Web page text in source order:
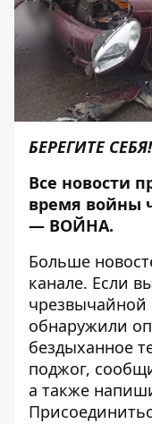
БЕРЕГИТЕ СЕБЯ!
Все новости
время войны
— ВОЙНА.
Больше
канале. Если
чрезвычайной
обнаружили
бездыханное
поджог,
а также